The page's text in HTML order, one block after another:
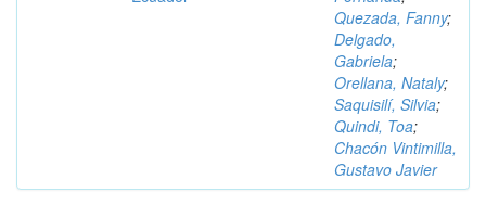
Quezada, Fanny;
Delgado,
Gabriela;
Orellana, Nataly;
Saquisilí, Silvia;
Quindi, Toa;
Chacón Vintimilla,
Gustavo Javier